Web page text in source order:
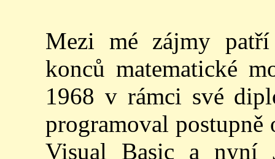
Mezi mé zájmy patří
konců matematické
1968 v rámci své
programoval
Visual Basic a nyní